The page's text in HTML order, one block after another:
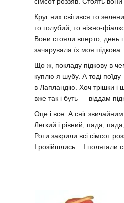
Круг них світився то
то голубий, то ніжно-
Вони стояли вперто, день
зачарувала їх моя підкова.
Що ж, покладу підкову в
куплю я шубу. А тоді поїду
в Лапландію. Хоч трішки і
вже так і буть — віддам
Оце і все. А сніг
Легкий і рівний, пада,
Роти закрили всі сімсот
І розійшлись... І полягали